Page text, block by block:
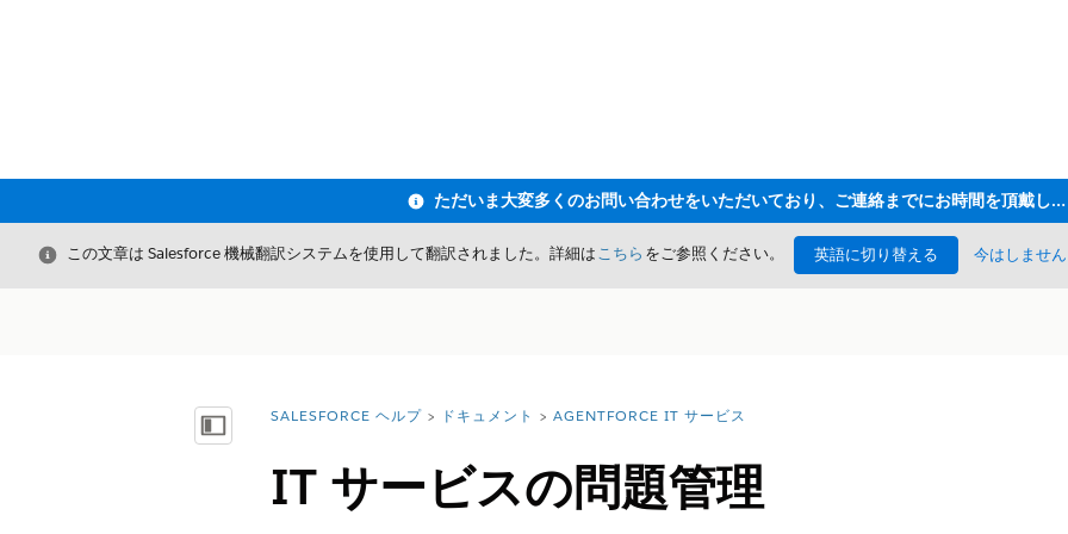
ただいま大変多くのお問い合わせをいただいており、ご連絡までにお時間を頂戴しております
閉じる
この文章は Salesforce 機械翻訳システムを使用して翻訳されました。詳細はこちら をご参照ください。 英語に切り替える 今はしません
目次を表示詳細情報:
SALESFORCE ヘルプ ドキュメント AGENTFORCE IT サービス
IT サービスの問題管理